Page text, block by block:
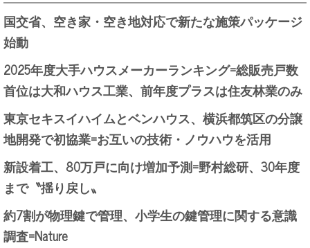
国交省、空き家・空き地対応で新たな施策パッケージ
始動
2025年度大手ハウスメーカーランキング=総販売戸数
首位は大和ハウス工業、前年度プラスは住友林業のみ
東京セキスイハイムとベンハウス、横浜都筑区の分譲
地開発で初協業=お互いの技術・ノウハウを活用
新設着工、80万戸に向け増加予測=野村総研、30年度
まで〝揺り戻し〟
約7割が物理鍵で管理、小学生の鍵管理に関する意識
調査=Nature